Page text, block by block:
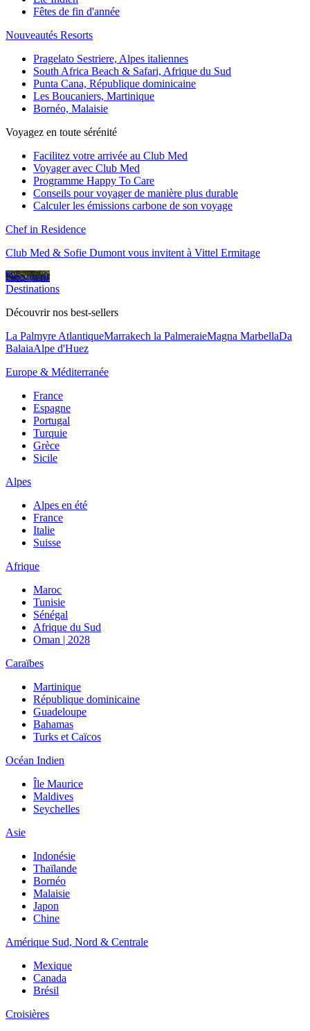
Fêtes de fin d'année
Nouveautés Resorts
Pragelato Sestriere, Alpes italiennes
South Africa Beach & Safari, Afrique du Sud
Punta Cana, République dominicaine
Les Boucaniers, Martinique
Bornéo, Malaisie
Voyagez en toute sérénité
Facilitez votre arrivée au Club Med
Voyager avec Club Med
Programme Happy To Care
Conseils pour voyager de manière plus durable
Calculer les émissions carbone de son voyage
Chef in Residence
Club Med & Sofie Dumont vous invitent à Vittel Ermitage
Découvrir
Destinations
Découvrir nos best-sellers
La Palmyre AtlantiqueMarrakech la PalmeraieMagna MarbellaDa
BalaiaAlpe d'Huez
Europe & Méditerranée
France
Espagne
Portugal
Turquie
Grèce
Sicile
Alpes
Alpes en été
France
Italie
Suisse
Afrique
Maroc
Tunisie
Sénégal
Afrique du Sud
Oman | 2028
Caraïbes
Martinique
République dominicaine
Guadeloupe
Bahamas
Turks et Caïcos
Océan Indien
Île Maurice
Maldives
Seychelles
Asie
Indonésie
Thaïlande
Bornéo
Malaisie
Japon
Chine
Amérique Sud, Nord & Centrale
Mexique
Canada
Brésil
Croisières